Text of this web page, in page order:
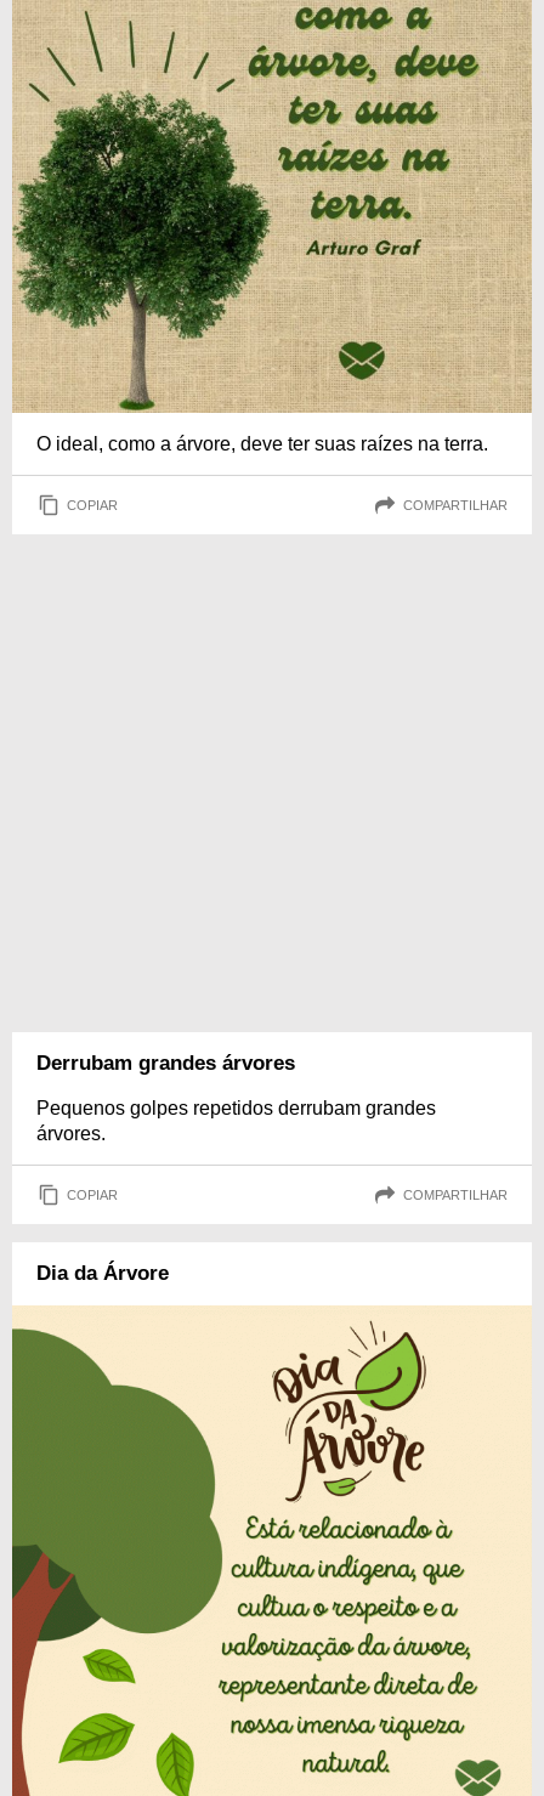
O ideal, como a árvore, deve ter suas raízes na terra.
COPIAR COMPARTILHAR
Derrubam grandes árvores
Pequenos golpes repetidos derrubam grandes
árvores.
COPIAR COMPARTILHAR
Dia da Árvore